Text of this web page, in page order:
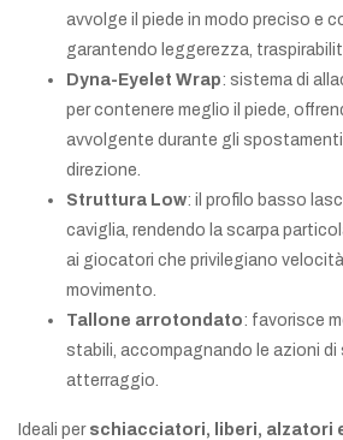
avvolge il piede in modo preciso e
garantendo leggerezza,
Dyna-Eyelet Wrap: sistema di
per contenere meglio il piede,
avvolgente durante gli spostamenti
direzione.
Struttura Low: il profilo basso
caviglia, rendendo la scarpa
ai giocatori che privilegiano
movimento.
Tallone arrotondato: favorisce
stabili, accompagnando le azioni di
atterraggio.
Ideali per schiacciatori, liberi, alzatori